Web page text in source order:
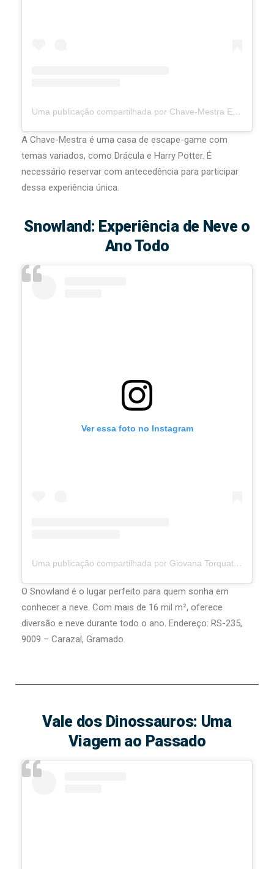
Uma publicação compartilhada por Chave-Mestra Escape Game (@chavemestragramado)
A Chave-Mestra é uma casa de escape-game com
temas variados, como Drácula e Harry Potter. É
necessário reservar com antecedência para participar
dessa experiência única.
Snowland: Experiência de Neve o
Ano Todo
Ver essa foto no Instagram
Uma publicação compartilhada por Giovana Torquato (@curitibandoemfamilia)
O Snowland é o lugar perfeito para quem sonha em
conhecer a neve. Com mais de 16 mil m², oferece
diversão e neve durante todo o ano. Endereço: RS-235,
9009 – Carazal, Gramado.
Vale dos Dinossauros: Uma
Viagem ao Passado